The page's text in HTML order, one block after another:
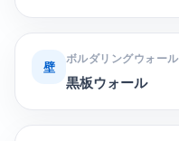
壁
ボルダリングウォール
黒板ウォール